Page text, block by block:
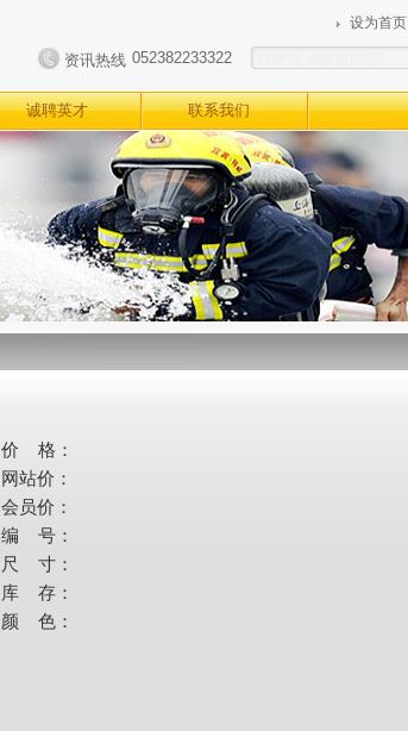
设为首页
资讯热线 052382233322
诚聘英才 联系我们
价 格：
网站价：
会员价：
编 号：
尺 寸：
库 存：
颜 色：